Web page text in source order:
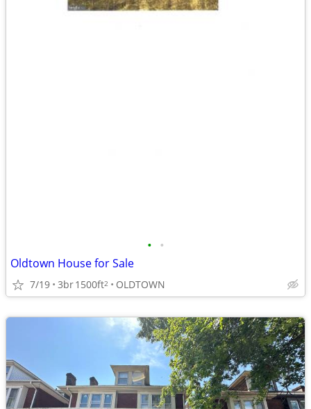
• •
Oldtown House for Sale
7/19 3br1500ft2 OLDTOWN